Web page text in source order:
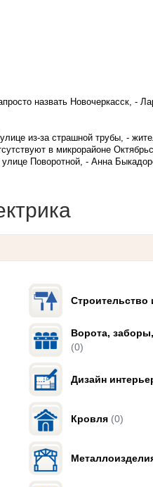
назвать Новочеркасск, -
из-за страшной трубы, -
в микрорайоне
Поворотной, - Анна
Строительство
Ворота,
(0)
Дизайн
Кровля (0)